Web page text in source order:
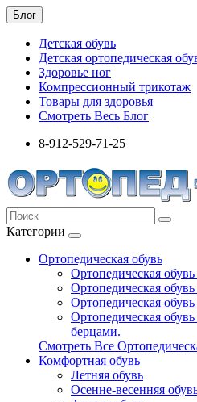
Блог
Детская обувь
Детская ортопедическая
Здоровье ног
Компрессионный трикотаж
Товары для здоровья
Смотреть Весь Блог
8-912-529-71-25
Категории
Ортопедическая обувь
Ортопедическая обувь
Ортопедическая обувь
Ортопедическая
Ортопедическая
берцами.
Смотреть Все
Комфортная обувь
Летняя обувь
Осенне-весенняя